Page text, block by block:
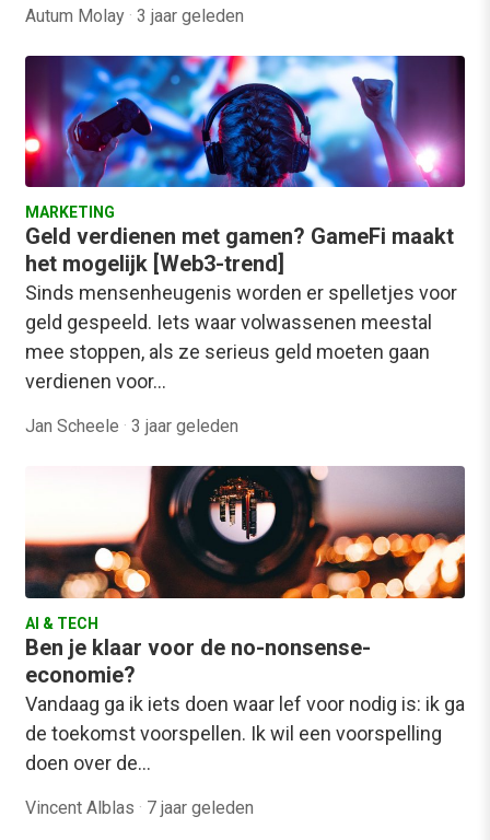
Autum Molay · 3 jaar geleden
MARKETING
Geld verdienen met gamen? GameFi maakt
het mogelijk [Web3-trend]
Sinds mensenheugenis worden er spelletjes voor
geld gespeeld. Iets waar volwassenen meestal
mee stoppen, als ze serieus geld moeten gaan
verdienen voor…
Jan Scheele · 3 jaar geleden
AI & TECH
Ben je klaar voor de no-nonsense-
economie?
Vandaag ga ik iets doen waar lef voor nodig is: ik ga
de toekomst voorspellen. Ik wil een voorspelling
doen over de…
Vincent Alblas · 7 jaar geleden